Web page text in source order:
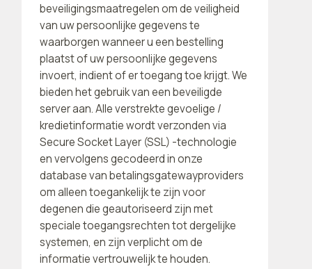
beveiligingsmaatregelen om de veiligheid
van uw persoonlijke gegevens te
waarborgen wanneer u een bestelling
plaatst of uw persoonlijke gegevens
invoert, indient of er toegang toe krijgt. We
bieden het gebruik van een beveiligde
server aan. Alle verstrekte gevoelige /
kredietinformatie wordt verzonden via
Secure Socket Layer (SSL) -technologie
en vervolgens gecodeerd in onze
database van betalingsgatewayproviders
om alleen toegankelijk te zijn voor
degenen die geautoriseerd zijn met
speciale toegangsrechten tot dergelijke
systemen, en zijn verplicht om de
informatie vertrouwelijk te houden.